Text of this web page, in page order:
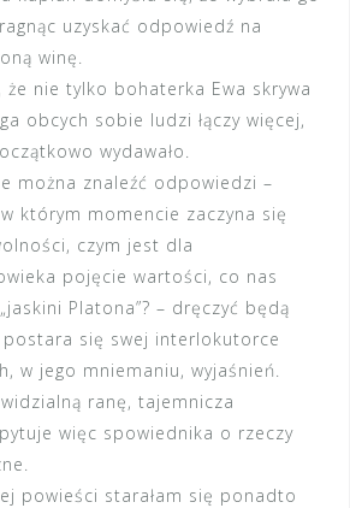
uzyskać odpowiedź na
winę.
że nie tylko bohaterka Ewa skrywa
obcych sobie ludzi łączy więcej,
wydawało.
można znaleźć odpowiedzi –
którym momencie zaczyna się
czym jest dla
pojęcie wartości, co nas
Platona”? – dręczyć będą
się swej interlokutorce
w jego mniemaniu, wyjaśnień.
ranę, tajemnicza
więc spowiednika o rzeczy
powieści starałam się ponadto